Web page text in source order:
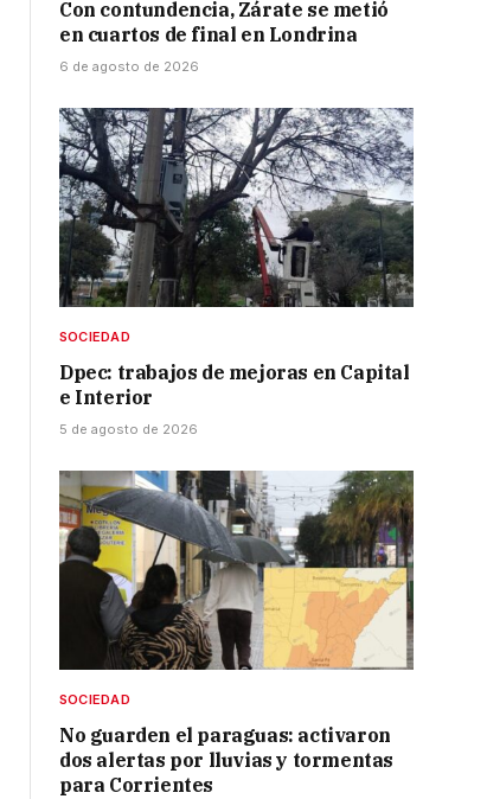
Con contundencia, Zárate se metió
en cuartos de final en Londrina
6 de agosto de 2026
SOCIEDAD
Dpec: trabajos de mejoras en Capital
e Interior
5 de agosto de 2026
SOCIEDAD
No guarden el paraguas: activaron
dos alertas por lluvias y tormentas
para Corrientes